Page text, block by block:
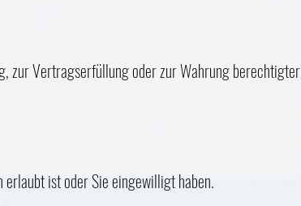
zur Vertragserfüllung oder zur Wahrung berechtigter
ist oder Sie eingewilligt haben.